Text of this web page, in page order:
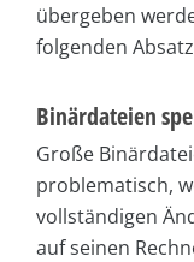
übergeben
folgenden
Binärdateien
Große
problematisch,
vollständigen
auf seinen